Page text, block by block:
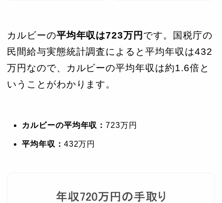
カルビーの平均年収は723万円 です。国税庁の
民間給与実態統計調査によると平均年収は432
万円なので、カルビーの平均年収は約1.6倍と
いうことがわかります。
カルビーの平均年収：723万円
平均年収： 432万円